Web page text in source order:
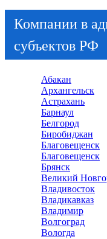
Компании в
субъектов РФ
Абакан
Архангельск
Астрахань
Барнаул
Белгород
Биробиджан
Благовещенск
Благовещенск
Брянск
Великий
Владивосток
Владикавказ
Владимир
Волгоград
Вологда